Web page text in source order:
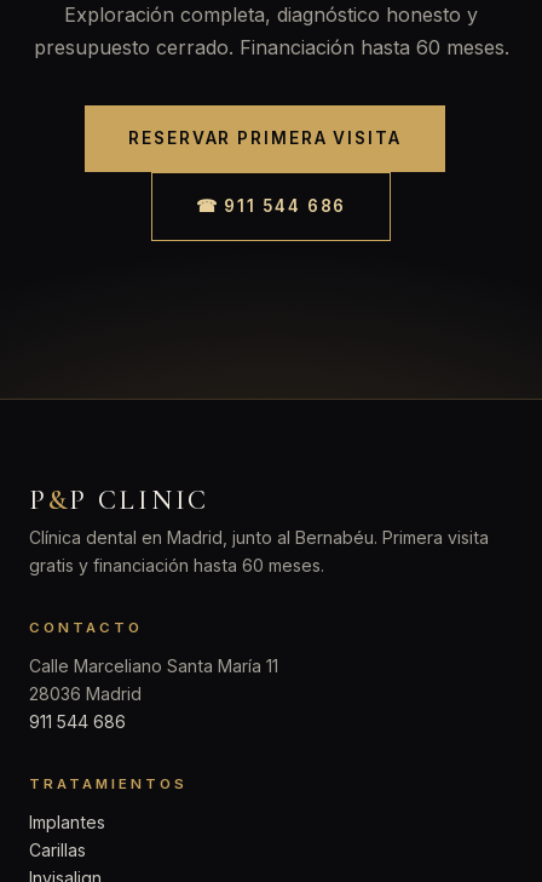
Exploración completa, diagnóstico honesto y
presupuesto cerrado. Financiación hasta 60 meses.
RESERVAR PRIMERA VISITA
☎ 911 544 686
P&P CLINIC
Clínica dental en Madrid, junto al Bernabéu. Primera visita
gratis y financiación hasta 60 meses.
CONTACTO
Calle Marceliano Santa María 11
28036 Madrid
911 544 686
TRATAMIENTOS
Implantes
Carillas
Invisalign